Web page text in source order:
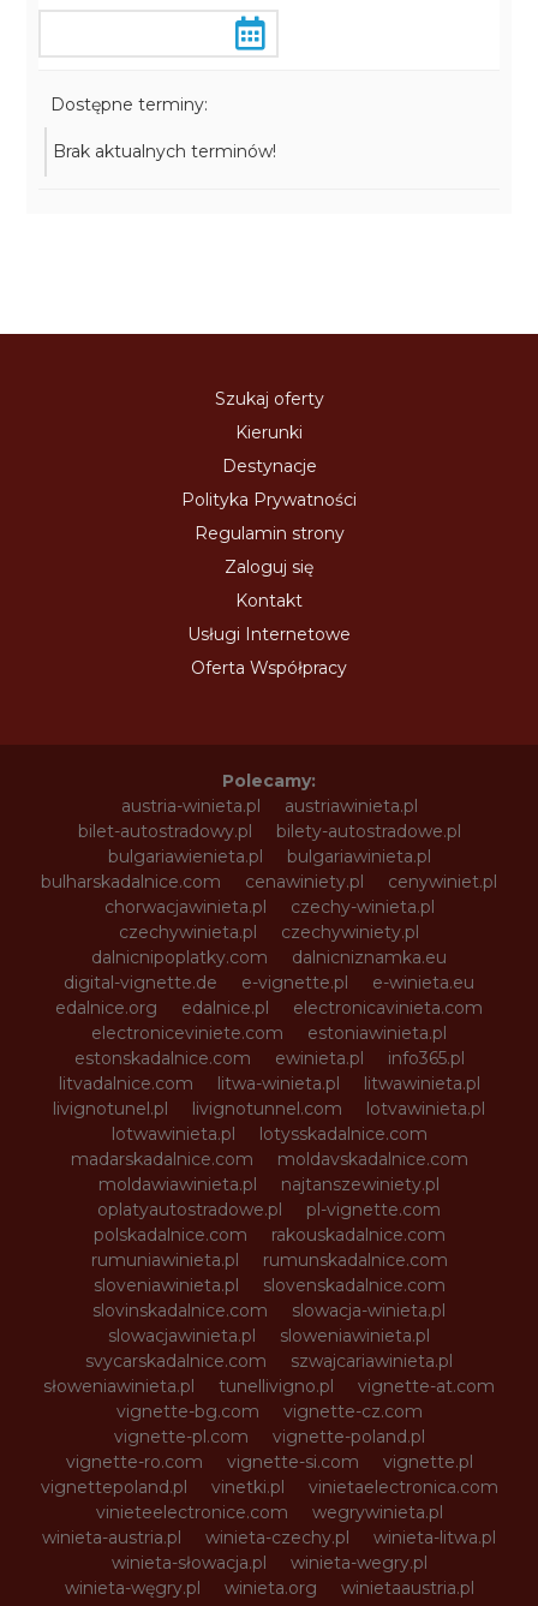
Dostępne terminy:
Brak aktualnych terminów!
Szukaj oferty
Kierunki
Destynacje
Polityka Prywatności
Regulamin strony
Zaloguj się
Kontakt
Usługi Internetowe
Oferta Współpracy
Polecamy:
austria-winieta.pl
austriawinieta.pl
bilet-autostradowy.pl
bilety-autostradowe.pl
bulgariawienieta.pl
bulgariawinieta.pl
bulharskadalnice.com
cenawiniety.pl
cenywiniet.pl
chorwacjawinieta.pl
czechy-winieta.pl
czechywinieta.pl
czechywiniety.pl
dalnicnipoplatky.com
dalnicniznamka.eu
digital-vignette.de
e-vignette.pl
e-winieta.eu
edalnice.org
edalnice.pl
electronicavinieta.com
electroniceviniete.com
estoniawinieta.pl
estonskadalnice.com
ewinieta.pl
info365.pl
litvadalnice.com
litwa-winieta.pl
litwawinieta.pl
livignotunel.pl
livignotunnel.com
lotvawinieta.pl
lotwawinieta.pl
lotysskadalnice.com
madarskadalnice.com
moldavskadalnice.com
moldawiawinieta.pl
najtanszewiniety.pl
oplatyautostradowe.pl
pl-vignette.com
polskadalnice.com
rakouskadalnice.com
rumuniawinieta.pl
rumunskadalnice.com
sloveniawinieta.pl
slovenskadalnice.com
slovinskadalnice.com
slowacja-winieta.pl
slowacjawinieta.pl
sloweniawinieta.pl
svycarskadalnice.com
szwajcariawinieta.pl
słoweniawinieta.pl
tunellivigno.pl
vignette-at.com
vignette-bg.com
vignette-cz.com
vignette-pl.com
vignette-poland.pl
vignette-ro.com
vignette-si.com
vignette.pl
vignettepoland.pl
vinetki.pl
vinietaelectronica.com
vinieteelectronice.com
wegrywinieta.pl
winieta-austria.pl
winieta-czechy.pl
winieta-litwa.pl
winieta-słowacja.pl
winieta-wegry.pl
winieta-węgry.pl
winieta.org
winietaaustria.pl